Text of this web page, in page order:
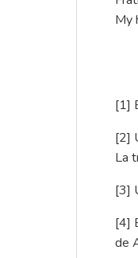
My
[1]
[2]
La
[3]
[4]
de